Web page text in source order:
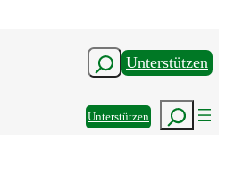
SuchenUnterstützen
UnterstützenSuchen